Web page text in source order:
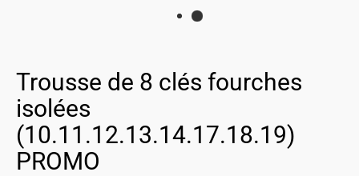
Trousse de 8 clés fourches
isolées
(10.11.12.13.14.17.18.19)
PROMO